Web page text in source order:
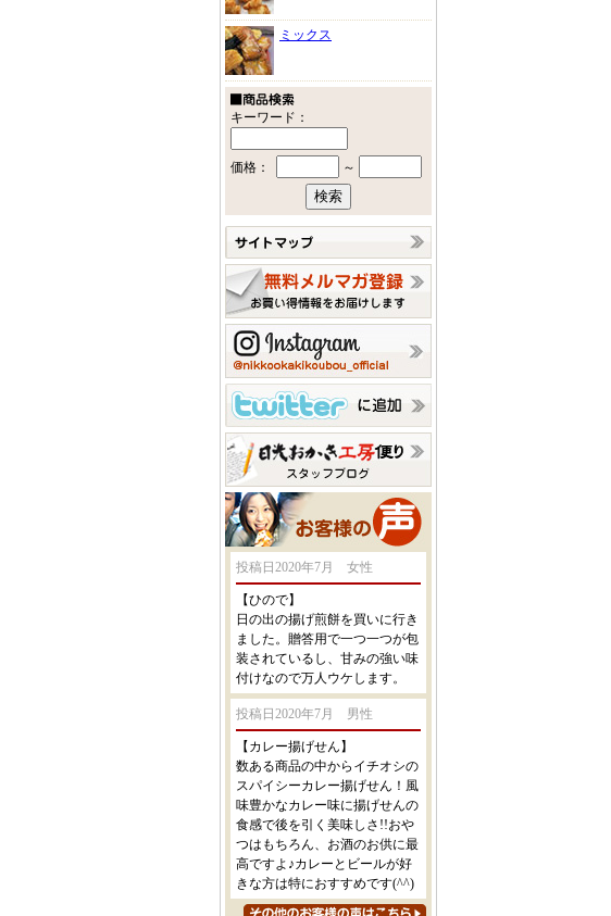
ミックス
キーワード：
価格： ～
投稿日2020年7月 女性
【ひので】
日の出の揚げ煎餅を買いに行き
ました。贈答用で一つ一つが包
装されているし、甘みの強い味
付けなので万人ウケします。
投稿日2020年7月 男性
【カレー揚げせん】
数ある商品の中からイチオシの
スパイシーカレー揚げせん！風
味豊かなカレー味に揚げせんの
食感で後を引く美味しさ!!おや
つはもちろん、お酒のお供に最
高ですよ♪カレーとビールが好
きな方は特におすすめです(^^)